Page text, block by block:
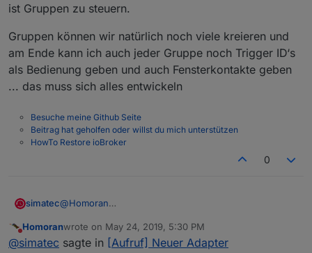
ist Gruppen zu steuern.
Gruppen können wir natürlich noch viele kreieren und
am Ende kann ich auch jeder Gruppe noch Trigger ID‘s
als Bedienung geben und auch Fensterkontakte geben
... das muss sich alles entwickeln
Besuche meine Github Seite
Beitrag hat geholfen oder willst du mich unterstützen
HowTo Restore ioBroker
0
simatec@Homoran
und auch deine Ideen sind klasse.
Nur muss man schauen, wie man das ganze vom
Das Grundkonzept ist ja schon eher, dass man
Gruppen fahren kann und die entweder über
Do not disturb
Homoranwrote on May 24, 2019, 5:30 PM
last edited by
@simatec sagte in [Aufruf] Neuer Adapter